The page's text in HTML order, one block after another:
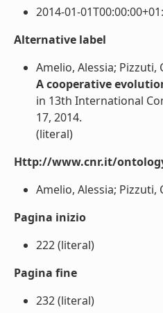
2014-01-
Alternative label
Amelio, Alessia; Pizzuti,
A cooperative
in 13th International
17, 2014.
(literal)
Http://www.cnr.it/
Amelio, Alessia; Pizzuti,
Pagina inizio
222 (literal)
Pagina fine
232 (literal)